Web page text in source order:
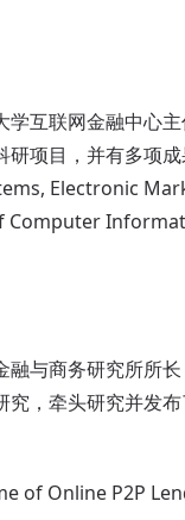
互联网金融中心
项目，并有多项
Electronic
Computer
与商务研究所所
，牵头研究并发
Online P2P